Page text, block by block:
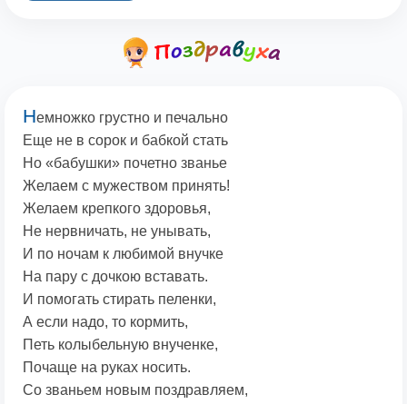
Немножко грустно и печально
Еще не в сорок и бабкой стать
Но «бабушки» почетно званье
Желаем с мужеством принять!
Желаем крепкого здоровья,
Не нервничать, не унывать,
И по ночам к любимой внучке
На пару с дочкою вставать.
И помогать стирать пеленки,
А если надо, то кормить,
Петь колыбельную внученке,
Почаще на руках носить.
Со званьем новым поздравляем,